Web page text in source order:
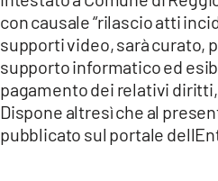
ILVIBONESE.IT
CATANZAROCHANNEL.IT
LACAPITALENEWS.IT
App
con causale “rilascio atti
supporti video, sarà curato,
supporto informatico ed
pagamento dei relativi
Dispone altresì che al
pubblicato sul portale